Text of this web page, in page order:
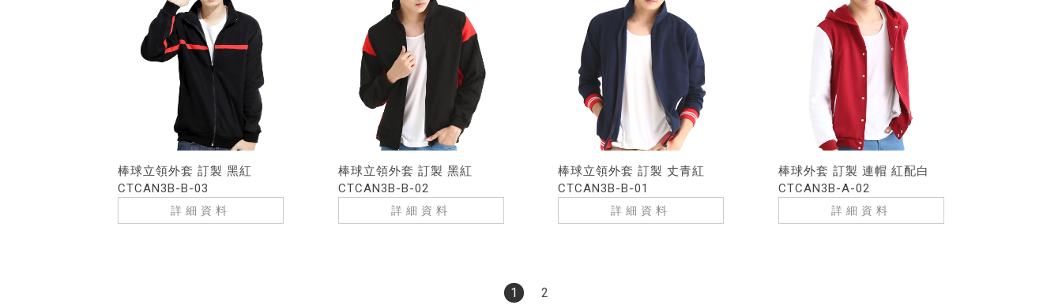
棒球立領外套 訂製 黑紅
CTCAN3B-B-03
詳細資料
棒球立領外套 訂製 黑紅
CTCAN3B-B-02
詳細資料
棒球立領外套 訂製 丈青紅
CTCAN3B-B-01
詳細資料
棒球外套 訂製 連帽 紅配白
CTCAN3B-A-02
詳細資料
1 2